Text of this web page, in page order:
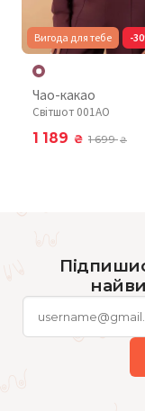
Вигода для тебе -
Чао-какао
Світшот 001AO
1 189 ₴ 1 699₴